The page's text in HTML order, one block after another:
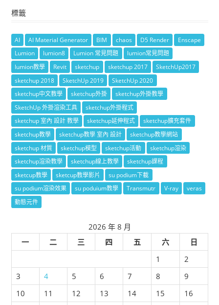
標籤
AI AI Material Generator BIM chaos D5 Render
Enscape
Lumion
lumion8 Lumion 常見問題
lumion常見問題
lumion教學
Revit sketchup sketchup 2017
SketchUp2017
sketchup 2018
SketchUp 2019
SketchUp 2020
sketchup中文教學
sketchup外掛
sketchup外掛教學
SketchUp 外掛渲染工具
sketchup外掛程式
sketchup 室內 設計 教學
sketchup延伸程式
sketchup擴充套件
sketchup教學
sketchup教學 室內 設計
sketchup教學網站
sketchup 材質
sketchup模型 sketchup活動
sketchup渲染
sketchup渲染教學
sketchup線上教學
sketchup課程
sketcup教學
sketcup教學影片
su podium下載
su podium渲染效果
su poduium教學 Transmutr V-ray
veras
動態元件
2026 年 8 月
一
二 三 四 五 六
日
1
2
3
4 5 6 7 8
9
10
11 12 13 14 15
16